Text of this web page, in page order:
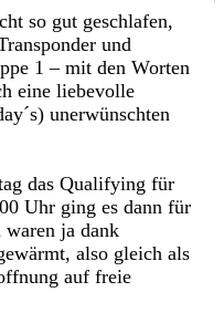
so gut geschlafen,
und
1 – mit den Worten
eine liebevolle
unerwünschten
das Qualifying für
Uhr ging es dann für
ja dank
also gleich als
auf freie